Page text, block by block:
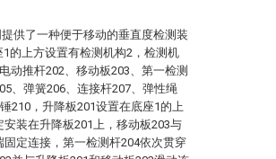
供了一种便于移动的垂直度检测装
的上方设置有检测机构2，检测机
动推杆202、移动板203、第一检测
、弹簧206、连接杆207、弹性绳
210，升降板201设置在底座1的上
装在升降板201上，移动板203与
固定连接，第一检测杆204依次贯穿